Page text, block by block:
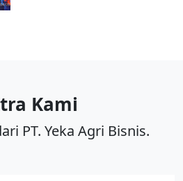
Kami
PT. Yeka Agri Bisnis.